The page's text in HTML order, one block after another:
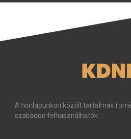
A honlapunkon közölt tartalmak
szabadon felhasználhatók.